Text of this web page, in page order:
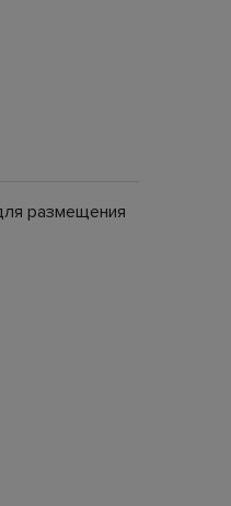
размещения